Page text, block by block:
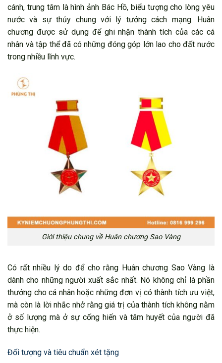
cánh, trung tâm là hình ảnh Bác Hồ, biểu tượng cho lòng yêu
nước và sự thủy chung với lý tưởng cách mạng. Huân
chương được sử dụng để ghi nhận thành tích của các cá
nhân và tập thể đã có những đóng góp lớn lao cho đất nước
trong nhiều lĩnh vực.
Giới thiệu chung về Huân chương Sao Vàng
Có rất nhiều lý do để cho rằng Huân chương Sao Vàng là
dành cho những người xuất sắc nhất. Nó không chỉ là phần
thưởng cho cá nhân hoặc những đơn vị có thành tích ưu việt,
mà còn là lời nhắc nhở rằng giá trị của thành tích không nằm
ở số lượng mà ở sự cống hiến và tâm huyết của người đã
thực hiện.
Đối tượng và tiêu chuẩn xét tặng